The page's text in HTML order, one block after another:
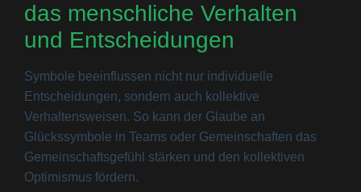
das menschliche Verhalten
und Entscheidungen
Symbole beeinflussen nicht nur individuelle
Entscheidungen, sondern auch kollektive
Verhaltensweisen. So kann der Glaube an
Glückssymbole in Teams oder Gemeinschaften das
Gemeinschaftsgefühl stärken und den kollektiven
Optimismus fördern.